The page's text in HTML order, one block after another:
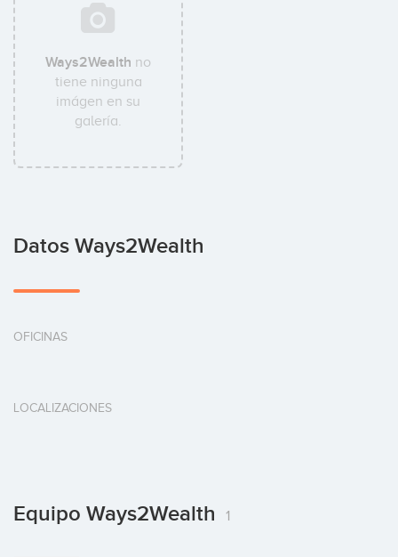
Ways2Wealth no
tiene ninguna
imágen en su
galería.
Datos Ways2Wealth
OFICINAS
LOCALIZACIONES
Equipo Ways2Wealth 1